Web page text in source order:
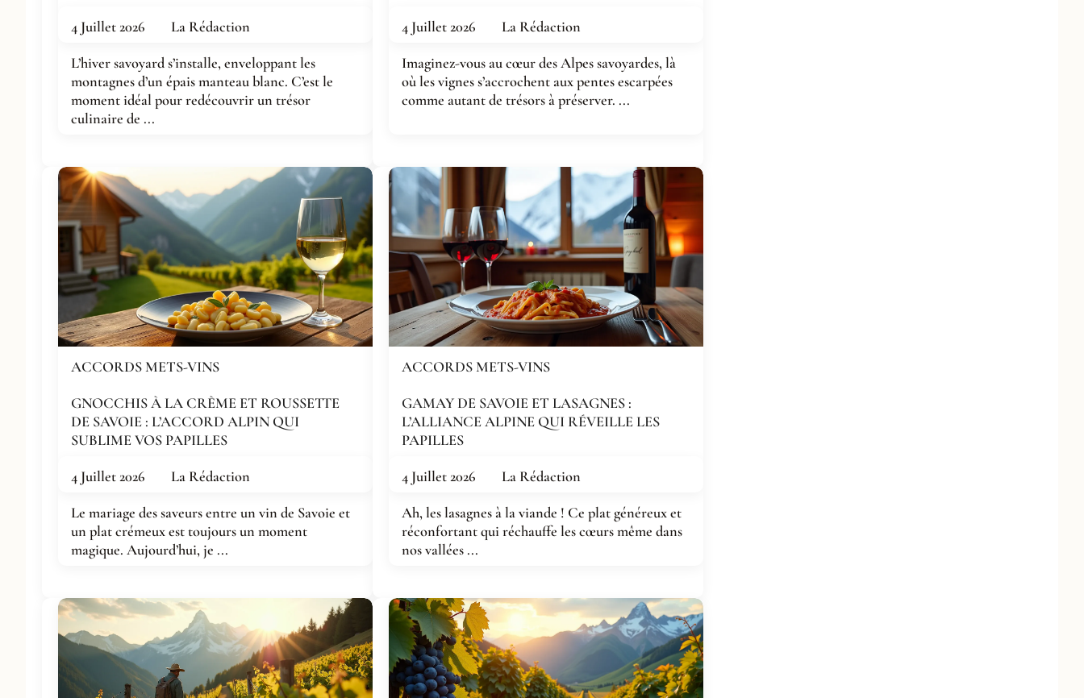
4 Juillet 2026 La Rédaction
L’hiver savoyard s’installe, enveloppant les
montagnes d’un épais manteau blanc. C’est le
moment idéal pour redécouvrir un trésor
culinaire de ...
4 Juillet 2026 La Rédaction
Imaginez-vous au cœur des Alpes savoyardes, là
où les vignes s’accrochent aux pentes escarpées
comme autant de trésors à préserver. ...
ACCORDS METS-VINS
GNOCCHIS À LA CRÈME ET ROUSSETTE
DE SAVOIE : L’ACCORD ALPIN QUI
SUBLIME VOS PAPILLES
4 Juillet 2026 La Rédaction
Le mariage des saveurs entre un vin de Savoie et
un plat crémeux est toujours un moment
magique. Aujourd’hui, je ...
ACCORDS METS-VINS
GAMAY DE SAVOIE ET LASAGNES :
L’ALLIANCE ALPINE QUI RÉVEILLE LES
PAPILLES
4 Juillet 2026 La Rédaction
Ah, les lasagnes à la viande ! Ce plat généreux et
réconfortant qui réchauffe les cœurs même dans
nos vallées ...